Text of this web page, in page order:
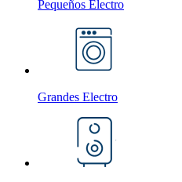
Pequeños Electro
Grandes Electro